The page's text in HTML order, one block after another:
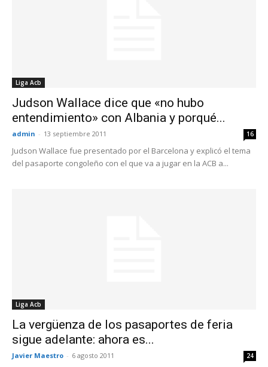
Liga Acb
Judson Wallace dice que «no hubo
entendimiento» con Albania y porqué...
admin - 13 septiembre 2011 16
Judson Wallace fue presentado por el Barcelona y explicó el tema
del pasaporte congoleño con el que va a jugar en la ACB a...
Liga Acb
La vergüenza de los pasaportes de feria
sigue adelante: ahora es...
Javier Maestro - 6 agosto 2011 24